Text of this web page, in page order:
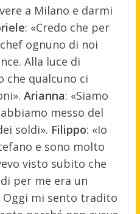
a Milano e darmi
: «Credo che per
ognuno di noi
Alla luce di
che qualcuno ci
Arianna: «Siamo
messo del
soldi». Filippo: «Io
e sono molto
visto subito che
per me era un
mi sento tradito